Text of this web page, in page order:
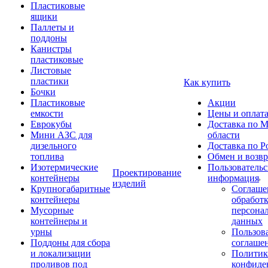
Пластиковые
ящики
Паллеты и
поддоны
Канистры
пластиковые
Листовые
пластики
Бочки
Пластиковые
емкости
Еврокубы
Мини АЗС для
дизельного
топлива
Изотермические
контейнеры
Крупногабаритные
контейнеры
Мусорные
контейнеры и
урны
Поддоны для сбора
и локализации
проливов под
Проектирование
изделий
Как купить
Акции
Цены и оплата
Доставка по
области
Доставка по
Обмен и
информация
данных